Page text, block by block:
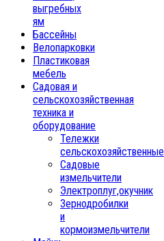
выгребных
ям
Бассейны
Велопарковки
Пластиковая
мебель
Садовая и
сельскохозяйственная
техника и
оборудование
Тележки
сельскохозяйственные
Садовые
измельчители
Электроплуг,окучник
Зернодробилки
и
кормоизмельчители